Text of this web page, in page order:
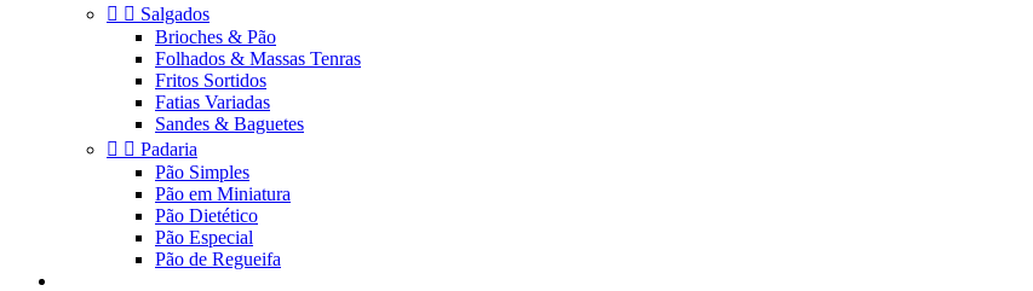
  Salgados
Brioches & Pão
Folhados & Massas Tenras
Fritos Sortidos
Fatias Variadas
Sandes & Baguetes
  Padaria
Pão Simples
Pão em Miniatura
Pão Dietético
Pão Especial
Pão de Regueifa